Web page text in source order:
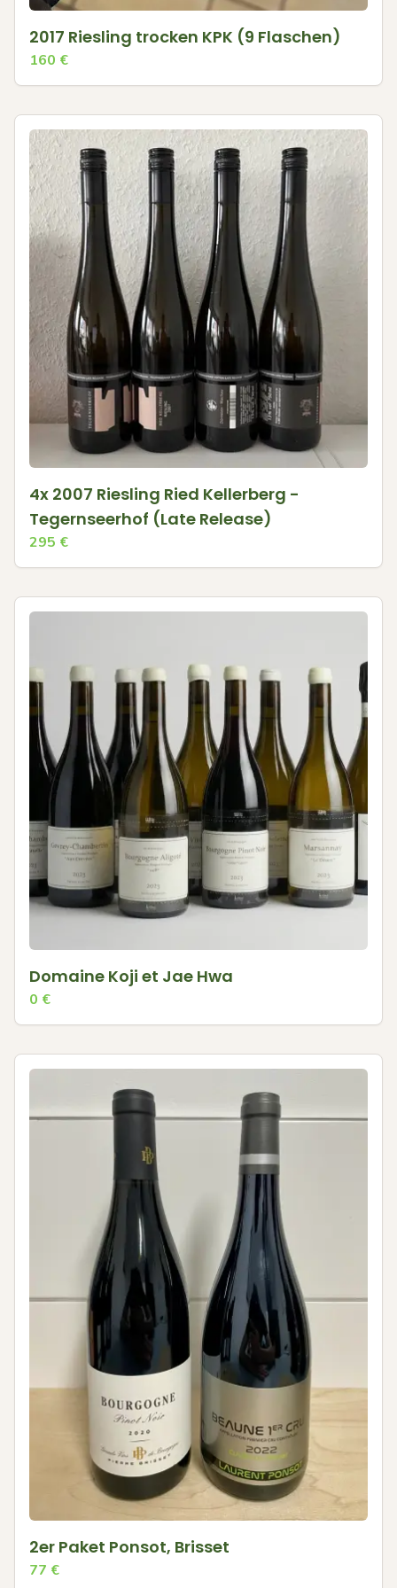
2017 Riesling trocken KPK (9 Flaschen)
160 €
4x 2007 Riesling Ried Kellerberg -
Tegernseerhof (Late Release)
295 €
Domaine Koji et Jae Hwa
0 €
2er Paket Ponsot, Brisset
77 €